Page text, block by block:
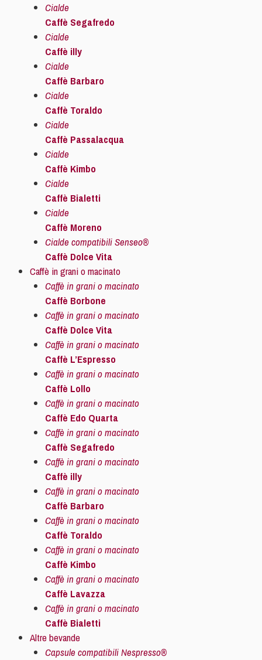
Cialde
Caffè Segafredo
Cialde
Caffè illy
Cialde
Caffè Barbaro
Cialde
Caffè Toraldo
Cialde
Caffè Passalacqua
Cialde
Caffè Kimbo
Cialde
Caffè Bialetti
Cialde
Caffè Moreno
Cialde compatibili Senseo®
Caffè Dolce Vita
Caffè in grani o macinato
Caffè in grani o macinato
Caffè Borbone
Caffè in grani o macinato
Caffè Dolce Vita
Caffè in grani o macinato
Caffè L’Espresso
Caffè in grani o macinato
Caffè Lollo
Caffè in grani o macinato
Caffè Edo Quarta
Caffè in grani o macinato
Caffè Segafredo
Caffè in grani o macinato
Caffè illy
Caffè in grani o macinato
Caffè Barbaro
Caffè in grani o macinato
Caffè Toraldo
Caffè in grani o macinato
Caffè Kimbo
Caffè in grani o macinato
Caffè Lavazza
Caffè in grani o macinato
Caffè Bialetti
Altre bevande
Capsule compatibili Nespresso®